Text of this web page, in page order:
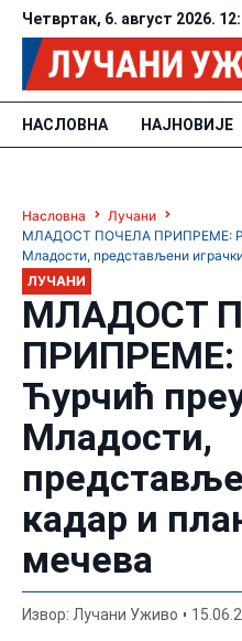
Четвртак, 6. август 2026.
НАСЛОВНА НАЈНОВИЈЕ
Насловна
Лучани
МЛАДОСТ ПОЧЕЛА ПРИПРЕМЕ:
Младости, представљени
ЛУЧАНИ
МЛАДОСТ
ПРИПРЕМЕ:
Ћурчић
Младости,
кадар и
мечева
Извор: Лучани Уживо